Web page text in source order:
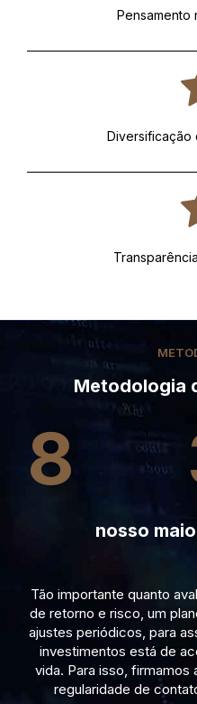
Pensamento
Diversificação
Metodologia
8
nosso
Tão importante quanto
de retorno e risco, um
ajustes periódicos, para
investimentos está de
vida. Para isso, firmamos
regularidade de